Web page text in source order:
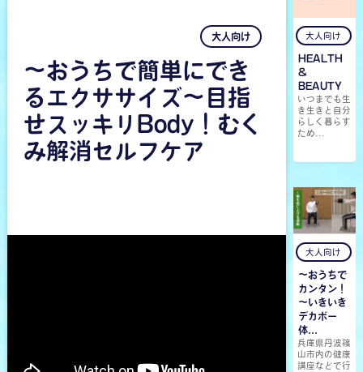
大人向け
〜おうちで簡単にでき
るエクササイズ〜目指
せスッキリBody！むく
み解消セルフケア
大人向け
HEALTH
&
BEAUTY
いつまでも生
き生きと自分
らしく暮らす
ため...
大人向け
～おうちで
カンタン！
～いきいき
デカボー
体...
兵庫県丹波篠
山市内の健康
講座などで行